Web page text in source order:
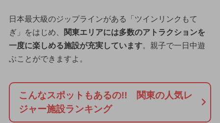
日本最大級のジップラインがある「ツインリンクもて
ぎ」をはじめ、
関東エリアには多数のアトラクションを
一度に楽しめる施設が充実しています。親子で一日中遊
ぶことができますよ。
こんなスポットもあるの!! 関東の人気レ
ジャー施設ランキング